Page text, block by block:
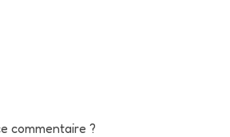
commentaire ?